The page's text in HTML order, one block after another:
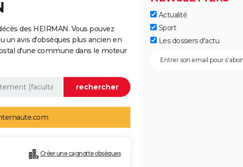
des HEIRMAN. Vous pouvez
un avis d'obsèques plus ancien en
d'une commune dans le moteur
Créer une cagnotte obsèques
Actualité
Sport
Les dossiers d'actu